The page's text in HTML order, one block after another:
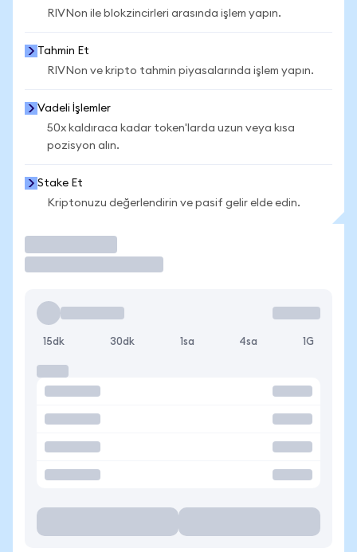
RIVNon ile blokzincirleri arasında işlem yapın.
Tahmin Et
RIVNon ve kripto tahmin piyasalarında işlem yapın.
Vadeli İşlemler
50x kaldıraca kadar token'larda uzun veya kısa
pozisyon alın.
Stake Et
Kriptonuzu değerlendirin ve pasif gelir elde edin.
15dk 30dk 1sa 4sa 1G